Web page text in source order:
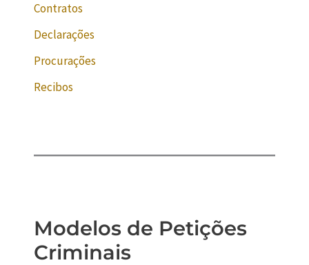
Contratos
Declarações
Procurações
Recibos
Modelos de Petições
Criminais